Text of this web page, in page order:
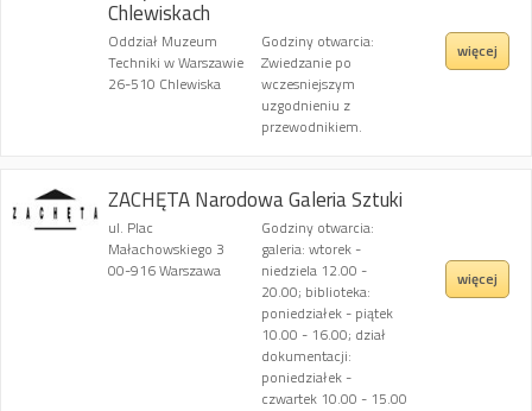
Chlewiskach
Oddział Muzeum
Techniki w Warszawie
26-510 Chlewiska
Godziny otwarcia:
Zwiedzanie po
wczesniejszym
uzgodnieniu z
przewodnikiem.
więcej
ZACHĘTA Narodowa Galeria Sztuki
ul. Plac
Małachowskiego 3
00-916 Warszawa
Godziny otwarcia:
galeria: wtorek -
niedziela 12.00 -
20.00; biblioteka:
poniedziałek - piątek
10.00 - 16.00; dział
dokumentacji:
poniedziałek -
czwartek 10.00 - 15.00
więcej